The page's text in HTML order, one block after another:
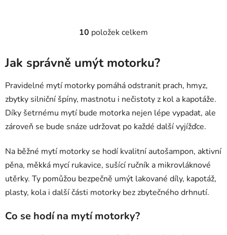
O
l
á
d
a
c
í
p
v
k
y
v
ý
i
10 položek celkem
Jak správně umýt motorku?
Pravidelné mytí motorky pomáhá odstranit prach, hmyz,
zbytky silniční špíny, mastnotu i nečistoty z kol a kapotáže.
Díky šetrnému mytí bude motorka nejen lépe vypadat, ale
zároveň se bude snáze udržovat po každé další vyjížďce.
Na běžné mytí motorky se hodí kvalitní autošampon, aktivní
pěna, měkká mycí rukavice, sušící ručník a mikrovláknové
utěrky. Ty pomůžou bezpečně umýt lakované díly, kapotáž,
plasty, kola i další části motorky bez zbytečného drhnutí.
Co se hodí na mytí motorky?